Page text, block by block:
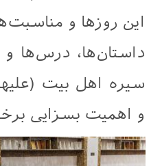
این روزها و
داستان‌ها، درس‌ها
سیره اهل بیت
و اهمیت بسزایی